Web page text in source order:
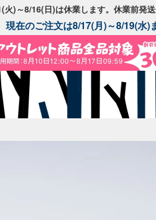
火)～8/16(日)は休業します。休業前発送
現在のご注文は8/17(月)～8/19(水)